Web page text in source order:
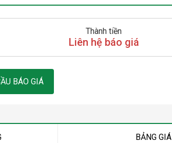
Thành tiền
Liên hệ báo giá
BÁO GIÁ
BẢNG GIÁ